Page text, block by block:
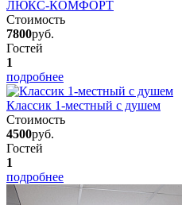
ЛЮКС-КОМФОРТ
Стоимость
7800руб.
Гостей
1
подробнее
Классик 1-местный с душем
Стоимость
4500руб.
Гостей
1
подробнее